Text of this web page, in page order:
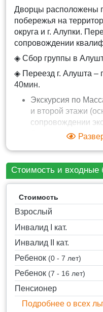
Дворцы расположены
побережья на
округа и г. Алупки.
сопровождении
◈ Сбор группы в
◈ Переезд г. Алушта –
40мин.
Экскурсия по
и второй этажи
сопровождении
бильярдная
Свободное время
территории:
мифических
завораживающий
◈ Переезд в пос.
Посещение
Николая II с
экспозициями:
в Крыму и
союзных
Стоимость и входные
Стоимость
Взрослый
Инвалид I кат.
Инвалид II кат.
Ребенок (0 - 7 лет)
Ребенок (7 - 16 лет)
Пенсионер
Подробнее о всех